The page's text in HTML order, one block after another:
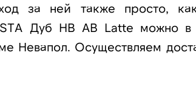
за ней также просто,
Дуб HB AB Latte можно в
Невапол. Осуществляем